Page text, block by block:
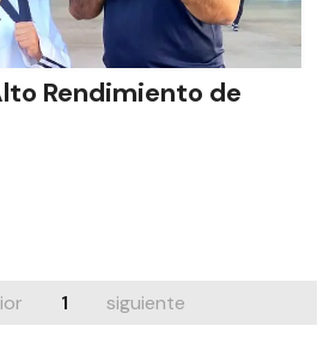
Rendimiento de
1 siguiente